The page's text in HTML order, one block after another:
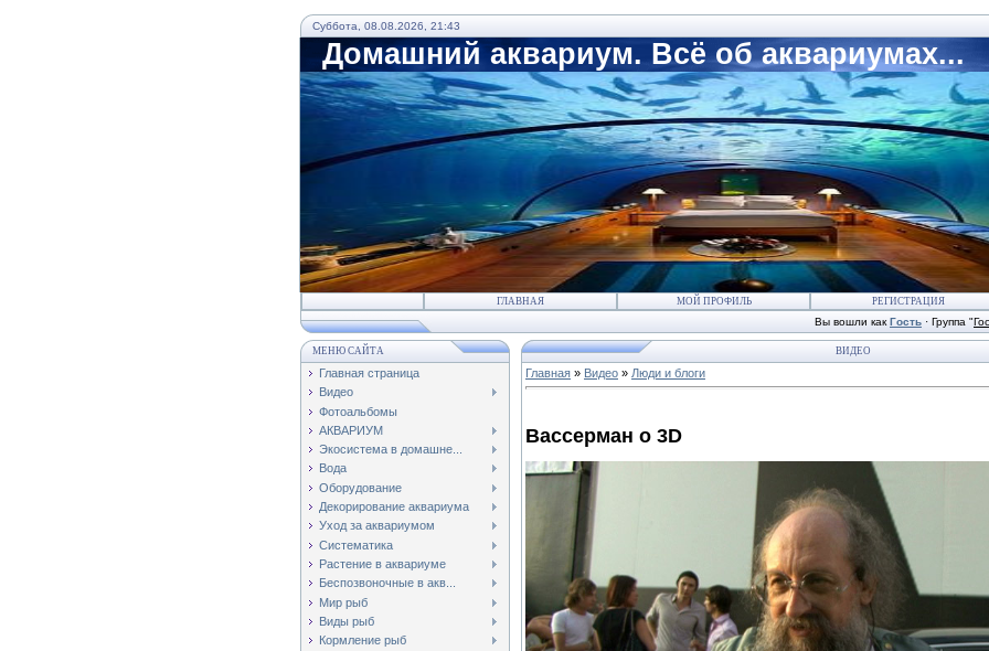
Суббота, 08.08.2026, 21:43
Домашний аквариум. Всё об аквариумах...
ГЛАВНАЯ МОЙ ПРОФИЛЬ РЕГИСТРАЦИЯ
Вы вошли как Гость · Группа "
МЕНЮ САЙТА
Главная страница
Видео
Фотоальбомы
АКВАРИУМ
Экосистема в домашне...
Вода
Оборудование
Декорирование аквариума
Уход за аквариумом
Систематика
Растение в аквариуме
Беспозвоночные в акв...
Мир рыб
Виды рыб
Кормление рыб
ВИДЕО
Главная » Видео » Люди и блоги
Вассерман о 3D